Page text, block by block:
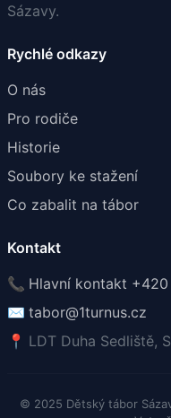
Sázavy.
Rychlé odkazy
O nás
Pro rodiče
Historie
Soubory ke stažení
Co zabalit na tábor
Kontakt
📞 Hlavní kontakt
✉️ tabor@1turnus.cz
📍 LDT Duha Sedliště,
© 2025 Dětský tábor